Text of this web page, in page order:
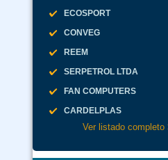
ECOSPORT
CONVEG
REEM
SERPETROL LTDA
FAN COMPUTERS
CARDELPLAS
Ver listado completo